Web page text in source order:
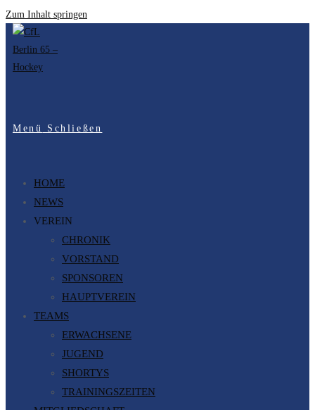
Zum Inhalt springen
Menü Schließen
HOME
NEWS
VEREIN
CHRONIK
VORSTAND
SPONSOREN
HAUPTVEREIN
TEAMS
ERWACHSENE
JUGEND
SHORTYS
TRAININGSZEITEN